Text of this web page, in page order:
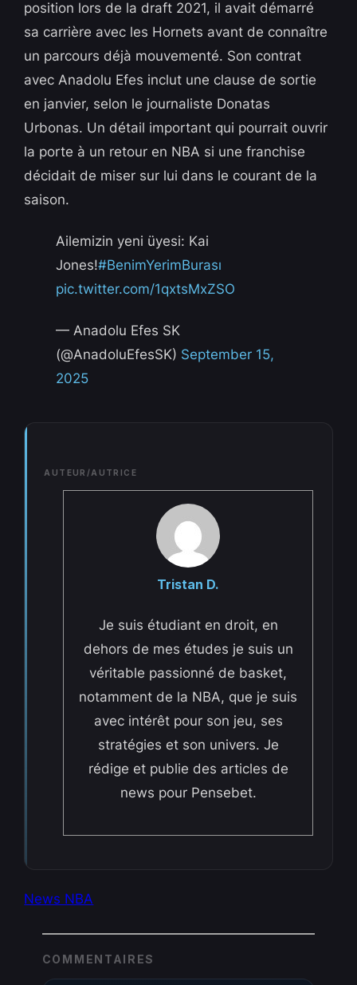
position lors de la draft 2021, il avait démarré
sa carrière avec les Hornets avant de connaître
un parcours déjà mouvementé. Son contrat
avec Anadolu Efes inclut une clause de sortie
en janvier, selon le journaliste Donatas
Urbonas. Un détail important qui pourrait ouvrir
la porte à un retour en NBA si une franchise
décidait de miser sur lui dans le courant de la
saison.
Ailemizin yeni üyesi: Kai
Jones!#BenimYerimBurası
pic.twitter.com/1qxtsMxZSO
— Anadolu Efes SK
(@AnadoluEfesSK) September 15,
2025
AUTEUR/AUTRICE
Tristan D.
Je suis étudiant en droit, en
dehors de mes études je suis un
véritable passionné de basket,
notamment de la NBA, que je suis
avec intérêt pour son jeu, ses
stratégies et son univers. Je
rédige et publie des articles de
news pour Pensebet.
News NBA
COMMENTAIRES